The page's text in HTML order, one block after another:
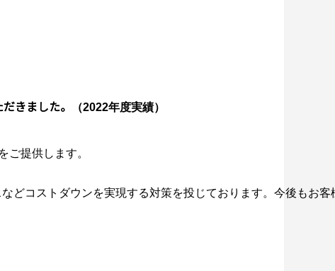
きました。 （2022年度実績）
ご提供します。
ストダウンを実現する対策を投じております。今後もお客